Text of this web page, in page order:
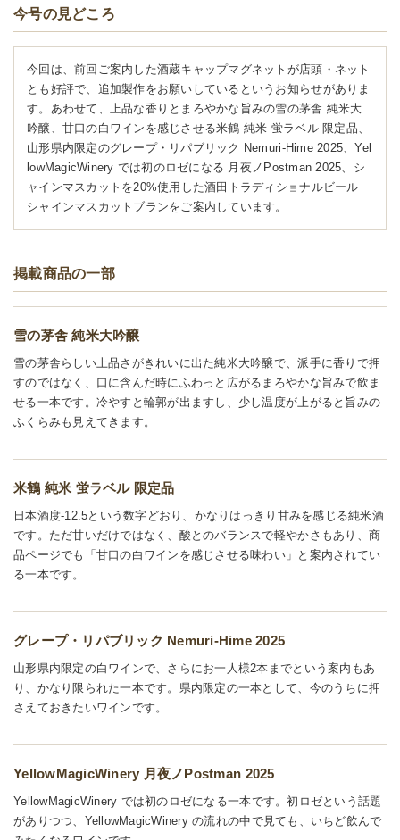
今号の見どころ
今回は、前回ご案内した酒蔵キャップマグネットが店頭・ネット
とも好評で、追加製作をお願いしているというお知らせがありま
す。あわせて、上品な香りとまろやかな旨みの雪の茅舎 純米大
吟醸、甘口の白ワインを感じさせる米鶴 純米 蛍ラベル 限定品、
山形県内限定のグレープ・リパブリック Nemuri-Hime 2025、Yel
lowMagicWinery では初のロゼになる 月夜ノPostman 2025、シ
ャインマスカットを20%使用した酒田トラディショナルビール
シャインマスカットブランをご案内しています。
掲載商品の一部
雪の茅舎 純米大吟醸
雪の茅舎らしい上品さがきれいに出た純米大吟醸で、派手に香りで押
すのではなく、口に含んだ時にふわっと広がるまろやかな旨みで飲ま
せる一本です。冷やすと輪郭が出ますし、少し温度が上がると旨みの
ふくらみも見えてきます。
米鶴 純米 蛍ラベル 限定品
日本酒度-12.5という数字どおり、かなりはっきり甘みを感じる純米酒
です。ただ甘いだけではなく、酸とのバランスで軽やかさもあり、商
品ページでも「甘口の白ワインを感じさせる味わい」と案内されてい
る一本です。
グレープ・リパブリック Nemuri-Hime 2025
山形県内限定の白ワインで、さらにお一人様2本までという案内もあ
り、かなり限られた一本です。県内限定の一本として、今のうちに押
さえておきたいワインです。
YellowMagicWinery 月夜ノPostman 2025
YellowMagicWinery では初のロゼになる一本です。初ロゼという話題
がありつつ、YellowMagicWinery の流れの中で見ても、いちど飲んで